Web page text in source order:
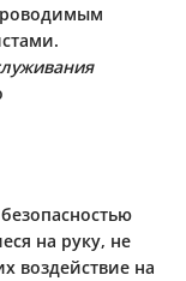
на руку, не
воздействие на